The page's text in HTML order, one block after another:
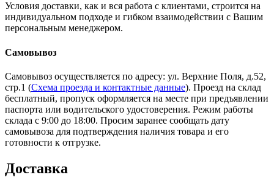
Условия доставки, как и вся работа с клиентами, строится на
индивидуальном подходе и гибком взаимодействии с Вашим
персональным менеджером.
Самовывоз
Самовывоз осуществляется по адресу: ул. Верхние Поля, д.52,
стр.1 (Схема проезда и контактные данные). Проезд на склад
бесплатный, пропуск оформляется на месте при предъявлении
паспорта или водительского удостоверения. Режим работы
склада с 9:00 до 18:00. Просим заранее сообщать дату
самовывоза для подтверждения наличия товара и его
готовности к отгрузке.
Доставка